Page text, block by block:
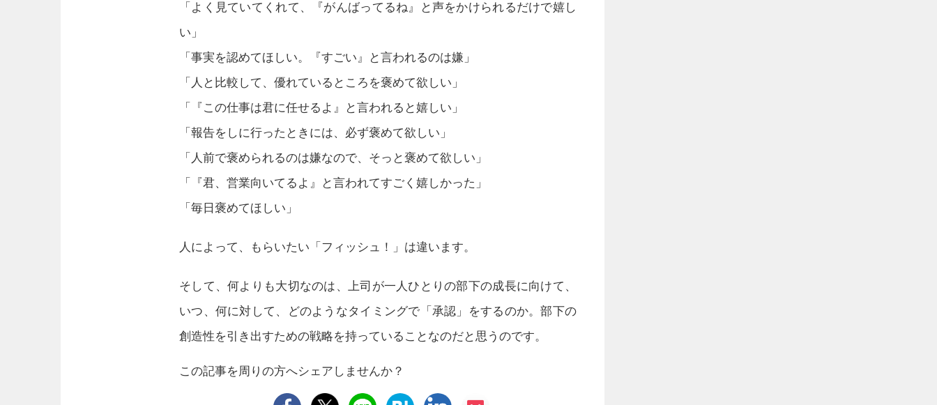
「よく見ていてくれて、『がんばってるね』と声をかけられるだけで嬉し
い」
「事実を認めてほしい。『すごい』と言われるのは嫌」
「人と比較して、優れているところを褒めて欲しい」
「『この仕事は君に任せるよ』と言われると嬉しい」
「報告をしに行ったときには、必ず褒めて欲しい」
「人前で褒められるのは嫌なので、そっと褒めて欲しい」
「『君、営業向いてるよ』と言われてすごく嬉しかった」
「毎日褒めてほしい」
人によって、もらいたい「フィッシュ！」は違います。
そして、何よりも大切なのは、上司が一人ひとりの部下の成長に向けて、
いつ、何に対して、どのようなタイミングで「承認」をするのか。部下の
創造性を引き出すための戦略を持っていることなのだと思うのです。
この記事を周りの方へシェアしませんか？